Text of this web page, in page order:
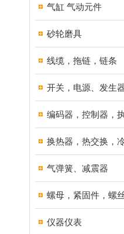
气缸 气动元件
砂轮磨具
线缆，拖链，链条
开关，电源、发生
编码器，控制器，
换热器，热交换，
气弹簧、减震器
螺母，紧固件，螺
仪器仪表